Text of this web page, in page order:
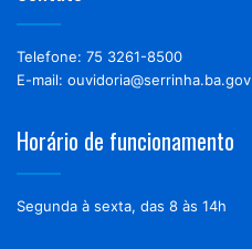
Telefone: 75 3261-8500
E-mail:
Horário de funcionamento
Segunda à sexta, das 8 às 14h